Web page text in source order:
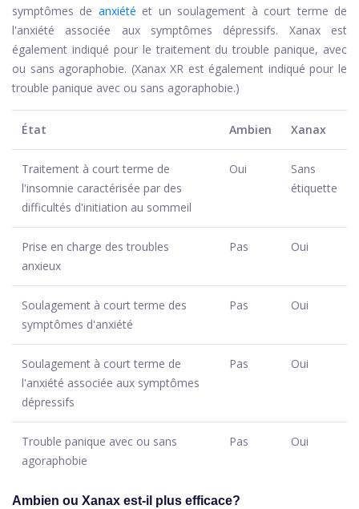
symptômes de anxiété et un soulagement à court terme de
l'anxiété associée aux symptômes dépressifs. Xanax est
également indiqué pour le traitement du trouble panique, avec
ou sans agoraphobie. (Xanax XR est également indiqué pour le
trouble panique avec ou sans agoraphobie.)
État Ambien Xanax
Traitement à court terme de
l'insomnie caractérisée par des
difficultés d'initiation au sommeil
Oui
Sans
étiquette
Prise en charge des troubles
anxieux
Pas Oui
Soulagement à court terme des
symptômes d'anxiété
Pas Oui
Soulagement à court terme de
l'anxiété associée aux symptômes
dépressifs
Pas Oui
Trouble panique avec ou sans
agoraphobie
Pas Oui
Ambien ou Xanax est-il plus efficace?